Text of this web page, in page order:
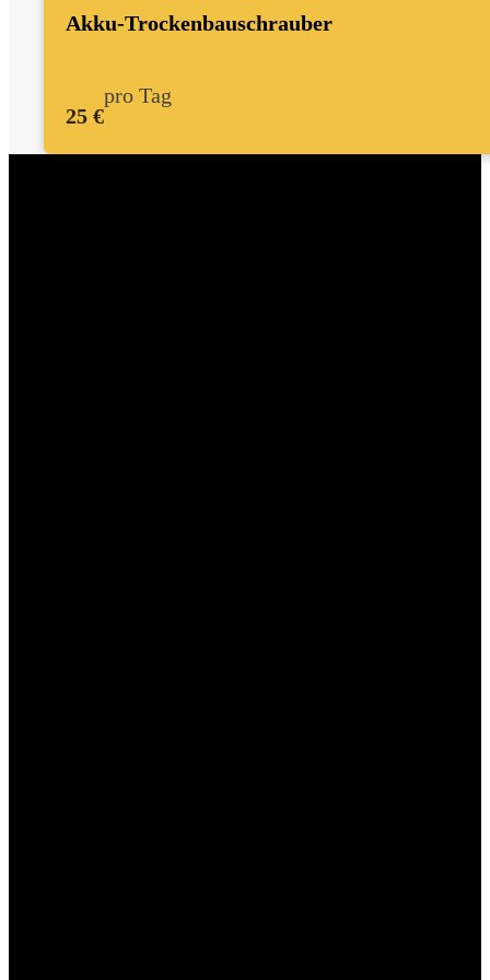
Akku-Trockenbauschrauber
25 €
pro Tag